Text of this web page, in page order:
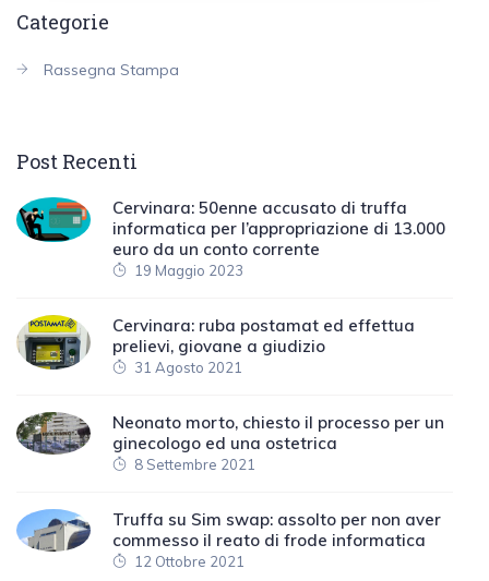
Categorie
Rassegna Stampa
Post Recenti
Cervinara: 50enne accusato di truffa
informatica per l’appropriazione di 13.000
euro da un conto corrente
19 Maggio 2023
Cervinara: ruba postamat ed effettua
prelievi, giovane a giudizio
31 Agosto 2021
Neonato morto, chiesto il processo per un
ginecologo ed una ostetrica
8 Settembre 2021
Truffa su Sim swap: assolto per non aver
commesso il reato di frode informatica
12 Ottobre 2021